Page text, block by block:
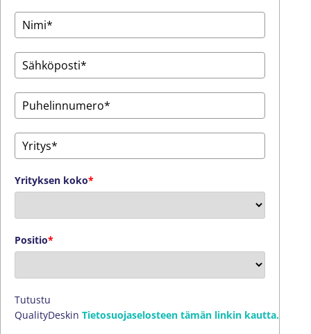
Yrityksen koko*
Positio*
Tutustu
QualityDeskin Tietosuojaselosteen tämän linkin kautta.